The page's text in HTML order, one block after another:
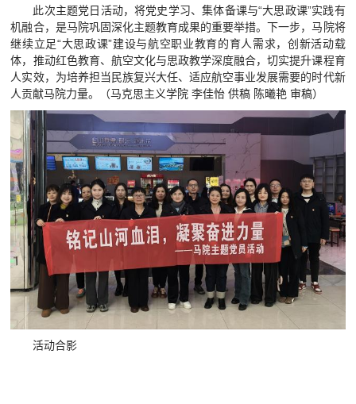
此次主题党日活动，将党史学习、集体备课与“大思政课”实践有
机融合，是马院巩固深化主题教育成果的重要举措。下一步，马院将
继续立足“大思政课”建设与航空职业教育的育人需求，创新活动载
体，推动红色教育、航空文化与思政教学深度融合，切实提升课程育
人实效，为培养担当民族复兴大任、适应航空事业发展需要的时代新
人贡献马院力量。（马克思主义学院 李佳怡 供稿 陈曦艳 审稿）
活动合影